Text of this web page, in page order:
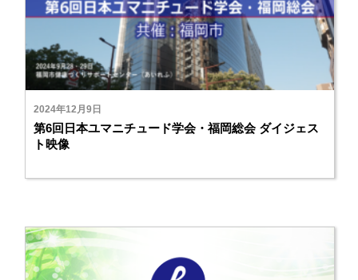
2024年12月9日
第6回日本ユマニチュード学会・福岡総会 ダイジェス
ト映像